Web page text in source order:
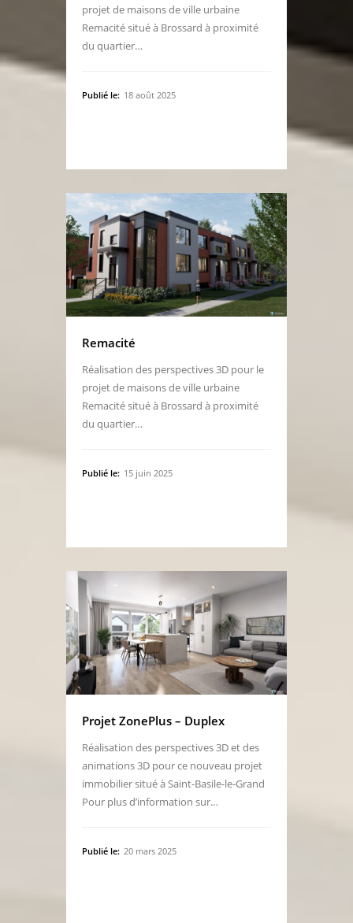
projet de maisons de ville urbaine
Remacité situé à Brossard à proximité
du quartier…
Publié le: 18 août 2025
Remacité
Réalisation des perspectives 3D pour le
projet de maisons de ville urbaine
Remacité situé à Brossard à proximité
du quartier…
Publié le: 15 juin 2025
Projet ZonePlus – Duplex
Réalisation des perspectives 3D et des
animations 3D pour ce nouveau projet
immobilier situé à Saint-Basile-le-Grand
Pour plus d’information sur…
Publié le: 20 mars 2025